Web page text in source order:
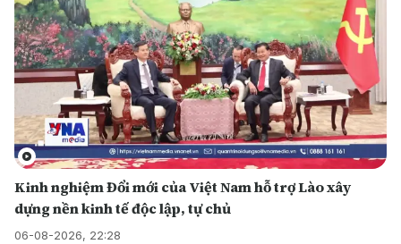
Kinh nghiệm Đổi mới của Việt Nam hỗ trợ Lào xây
dựng nền kinh tế độc lập, tự chủ
06-08-2026, 22:28